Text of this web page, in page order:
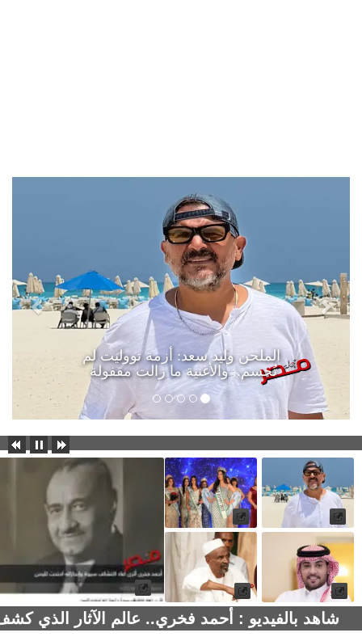
الملحن وليد سعد: أزمة تووليت لم
تُحسم.. والأغنية ما زالت مقفولة
شاهد بالفيديو : أحمد فخري.. عالم الآثار الذي